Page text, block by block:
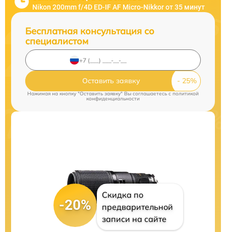
Nikon 200mm f/4D ED-IF AF Micro-Nikkor от 35 минут
Бесплатная консультация со
специалистом
Оставить заявку
Нажимая на кнопку "Оставить заявку" Вы соглашаетесь cполитикой
конфиденциальности
-20%
Скидка по
предварительной
записи на сайте